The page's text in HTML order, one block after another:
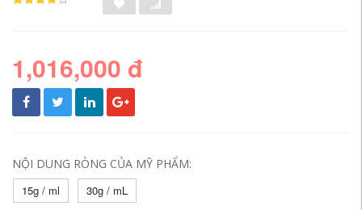
1,016,000 đ
NỘI DUNG RÒNG CỦA MỸ PHẨM:
15g / ml
30g / mL